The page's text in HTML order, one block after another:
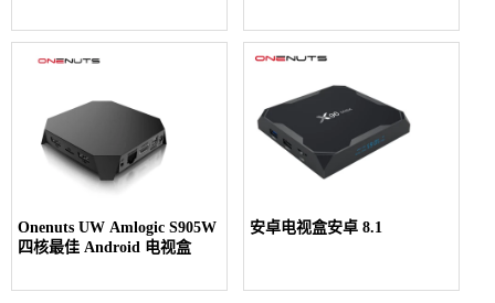
Onenuts UW Amlogic S905W
四核最佳 Android 电视盒
安卓电视盒安卓 8.1